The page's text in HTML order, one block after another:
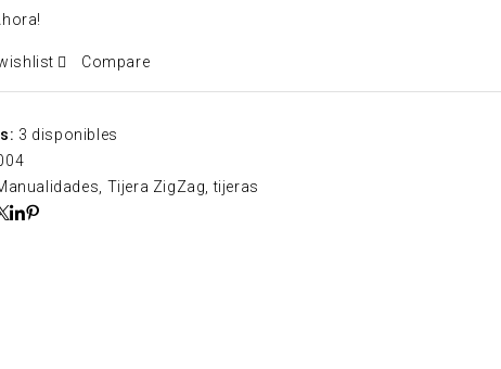
Compare
3 disponibles
Tijera ZigZag ,tijeras